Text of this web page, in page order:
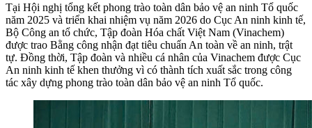
Tại Hội nghị tổng kết phong trào toàn dân bảo vệ an ninh Tổ quốc
năm 2025 và triển khai nhiệm vụ năm 2026 do Cục An ninh kinh tế,
Bộ Công an tổ chức, Tập đoàn Hóa chất Việt Nam (Vinachem)
được trao Bằng công nhận đạt tiêu chuẩn An toàn về an ninh, trật
tự. Đồng thời, Tập đoàn và nhiều cá nhân của Vinachem được Cục
An ninh kinh tế khen thưởng vì có thành tích xuất sắc trong công
tác xây dựng phong trào toàn dân bảo vệ an ninh Tổ quốc.